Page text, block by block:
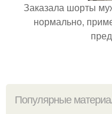
Заказала шорты
нормально,
Популярные